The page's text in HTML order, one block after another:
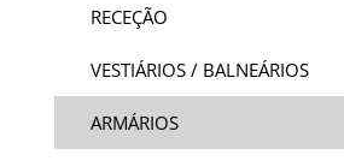
RECEÇÃO
VESTIÁRIOS / BALNEÁRIOS
ARMÁRIOS